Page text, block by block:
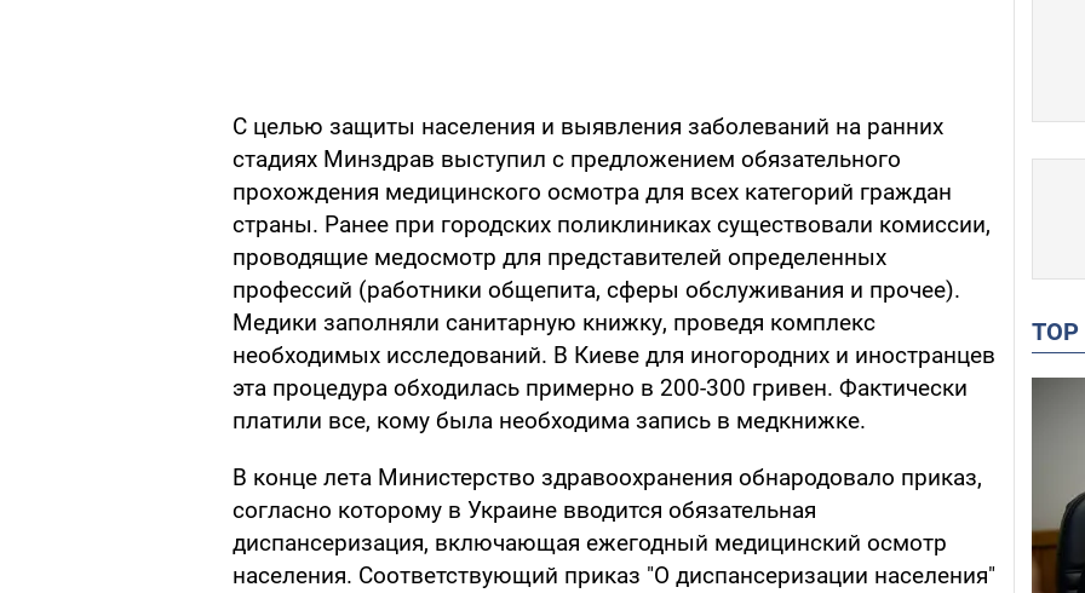
С целью защиты населения и выявления заболеваний на ранних
стадиях Минздрав выступил с предложением обязательного
прохождения медицинского осмотра для всех категорий граждан
страны. Ранее при городских поликлиниках существовали комиссии,
проводящие медосмотр для представителей определенных
профессий (работники общепита, сферы обслуживания и прочее).
Медики заполняли санитарную книжку, проведя комплекс
необходимых исследований. В Киеве для иногородних и иностранцев
эта процедура обходилась примерно в 200-300 гривен. Фактически
платили все, кому была необходима запись в медкнижке.
В конце лета Министерство здравоохранения обнародовало приказ,
согласно которому в Украине вводится обязательная
диспансеризация, включающая ежегодный медицинский осмотр
населения. Соответствующий приказ "О диспансеризации населения"